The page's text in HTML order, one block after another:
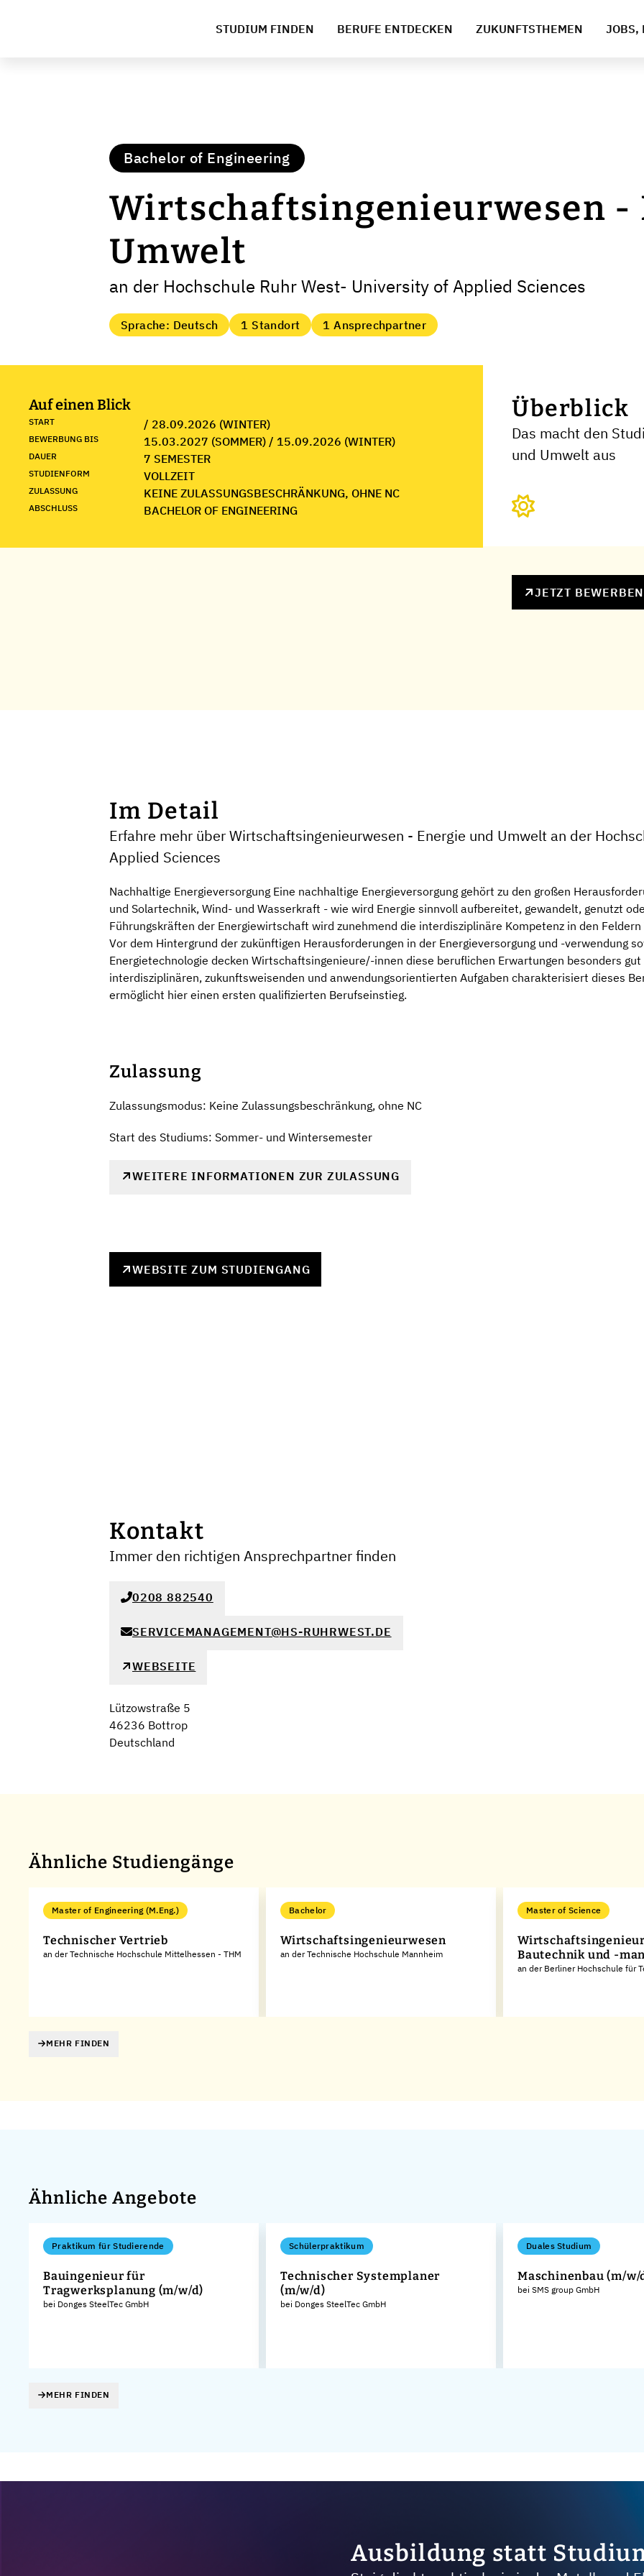
STUDIUM FINDEN BERUFE ENTDECKEN ZUKUNFTSTHEMEN JOBS,
Bachelor of Engineering
Wirtschaftsingenieurwesen -
Umwelt
an der Hochschule Ruhr West- University of Applied Sciences
Sprache: Deutsch 1 Standort 1 Ansprechpartner
Auf einen Blick
START / 28.09.2026 (WINTER)
BEWERBUNG BIS 15.03.2027 (SOMMER) / 15.09.2026 (WINTER)
DAUER 7 SEMESTER
STUDIENFORM VOLLZEIT
ZULASSUNG KEINE ZULASSUNGSBESCHRÄNKUNG, OHNE NC
ABSCHLUSS BACHELOR OF ENGINEERING
Überblick
Das macht den
und Umwelt aus
JETZT BEWERBEN
Im Detail
Erfahre mehr über Wirtschaftsingenieurwesen - Energie und Umwelt an der
Applied Sciences
Nachhaltige Energieversorgung Eine nachhaltige Energieversorgung gehört zu den großen
und Solartechnik, Wind- und Wasserkraft - wie wird Energie sinnvoll aufbereitet, gewandelt, genutzt
Führungskräften der Energiewirtschaft wird zunehmend die interdisziplinäre Kompetenz in den
Vor dem Hintergrund der zukünftigen Herausforderungen in der Energieversorgung und -verwendung
Energietechnologie decken Wirtschaftsingenieure/-innen diese beruflichen Erwartungen besonders
interdisziplinären, zukunftsweisenden und anwendungsorientierten Aufgaben charakterisiert dieses
ermöglicht hier einen ersten qualifizierten Berufseinstieg.
Zulassung
Zulassungsmodus: Keine Zulassungsbeschränkung, ohne NC
Start des Studiums: Sommer- und Wintersemester
WEITERE INFORMATIONEN ZUR ZULASSUNG
WEBSITE ZUM STUDIENGANG
Kontakt
Immer den richtigen Ansprechpartner finden
0208 882540
SERVICEMANAGEMENT@HS-RUHRWEST.DE
WEBSEITE
Lützowstraße 5
46236 Bottrop
Deutschland
Ähnliche Studiengänge
Master of Engineering (M.Eng.)
Technischer Vertrieb
an der Technische Hochschule Mittelhessen - THM
Bachelor
Wirtschaftsingenieurwesen
an der Technische Hochschule Mannheim
Master of Science
Bautechnik und -
an der Berliner Hochschule für
MEHR FINDEN
Ähnliche Angebote
Praktikum für Studierende
Bauingenieur für
Tragwerksplanung (m/w/d)
bei Donges SteelTec GmbH
Schülerpraktikum
Technischer Systemplaner
(m/w/d)
bei Donges SteelTec GmbH
Duales Studium
Maschinenbau (m/w/
bei SMS group GmbH
MEHR FINDEN
Ausbildung statt